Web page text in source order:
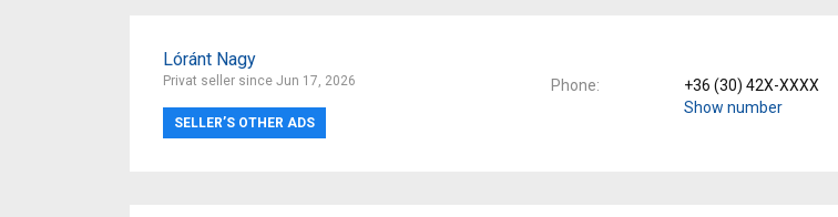
Lóránt Nagy
Privat seller since Jun 17, 2026
SELLER’S OTHER ADS
Phone
+36 (30) 42X-XXXX
Show number